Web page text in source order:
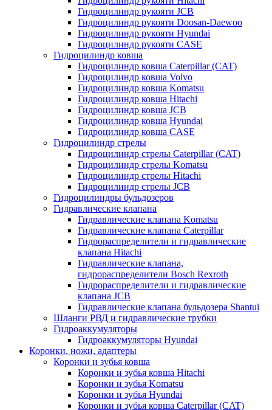
Гидроцилиндр рукояти JCB
Гидроцилиндр рукояти Doosan-Daewoo
Гидроцилиндр рукояти Hyundai
Гидроцилиндр рукояти CASE
Гидроцилиндр ковша
Гидроцилиндр ковша Caterpillar (CAT)
Гидроцилиндр ковша Volvo
Гидроцилиндр ковша Komatsu
Гидроцилиндр ковша Hitachi
Гидроцилиндр ковша JCB
Гидроцилиндр ковша Hyundai
Гидроцилиндр ковша CASE
Гидроцилиндр стрелы
Гидроцилиндр стрелы Caterpillar (CAT)
Гидроцилиндр стрелы Komatsu
Гидроцилиндр стрелы Hitachi
Гидроцилиндр стрелы JCB
Гидроцилиндры бульдозеров
Гидравлические клапана
Гидравлические клапана Komatsu
Гидравлические клапана Caterpillar
Гидрораспределители и гидравлические
клапана Hitachi
Гидравлические клапана,
гидрораспределители Bosch Rexroth
Гидрораспределители и гидравлические
клапана JCB
Гидравлические клапана бульдозера Shantui
Шланги РВД и гидравлические трубки
Гидроаккумуляторы
Гидроаккумуляторы Hyundai
Коронки, ножи, адаптеры
Коронки и зубья ковша
Коронки и зубья ковша Hitachi
Коронки и зубья Komatsu
Коронки и зубья Hyundai
Коронки и зубья ковша Caterpillar (CAT)